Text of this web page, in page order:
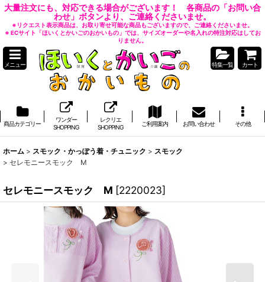
大量注文にも、対応できる場合がございます！ 各商品の「お問い合
わせ」ボタンより、ご連絡くださいませ。
※リクエスト表示商品は、お取り寄せ可能な商品もございますので、ご連絡くださいませ。
※ ECサイト「ほいくとかいごのおかいもの」では、サイズオーダーや名入れの特注対応はしてお
りません。
メニュー 特集一覧 カート
商品カテゴリー
ワンダー
SHOPPING
レクリエ
SHOPPING
ご利用案内 お問い合わせ その他
ホーム > スモック・かっぽう着・チュニック > スモック
> セレモニースモック M
セレモニースモック M [2220023]